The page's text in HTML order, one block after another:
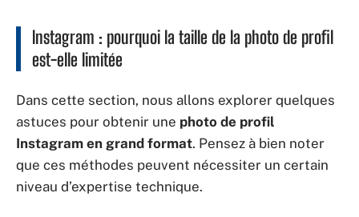
Instagram : pourquoi la taille de la photo de profil
est-elle limitée
Dans cette section, nous allons explorer quelques
astuces pour obtenir une photo de profil
Instagram en grand format. Pensez à bien noter
que ces méthodes peuvent nécessiter un certain
niveau d’expertise technique.